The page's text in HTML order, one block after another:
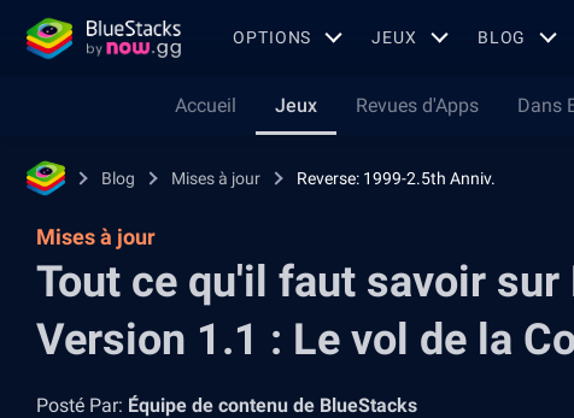
OPTIONS JEUX BLOG
Accueil Jeux Revues d'Apps Dans
Blog Mises à jour Reverse: 1999-2.5th Anniv.
Mises à jour
Tout ce qu'il faut savoir sur
Version 1.1 : Le vol de la
Posté Par: Équipe de contenu de BlueStacks